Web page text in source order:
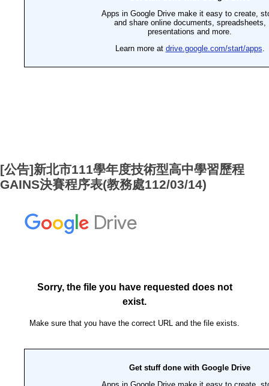
[公告]新北市111學年度技術型高中學習歷程
GAINS決賽程序表(教務處112/03/14)